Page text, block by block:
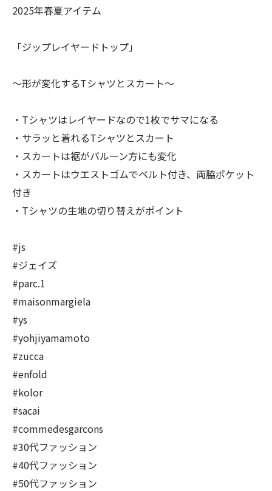
2025年春夏アイテム
「ジップレイヤードトップ」
〜形が変化するTシャツとスカート〜
・Tシャツはレイヤードなので1枚でサマになる
・サラッと着れるTシャツとスカート
・スカートは裾がバルーン方にも変化
・スカートはウエストゴムでベルト付き、両脇ポケット
付き
・Tシャツの生地の切り替えがポイント
#js
#ジェイズ
#parc.1
#maisonmargiela
#ys
#yohjiyamamoto
#zucca
#enfold
#kolor
#sacai
#commedesgarcons
#30代ファッション
#40代ファッション
#50代ファッション